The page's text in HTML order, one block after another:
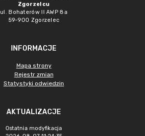
Zgorzelcu
ul. Bohaterów II AWP 8a
59-900 Zgorzelec
INFORMACJE
Mapa strony
Rejestr zmian
Statystyki odwiedzin
AKTUALIZACJE
Ostatnia modyfikacja